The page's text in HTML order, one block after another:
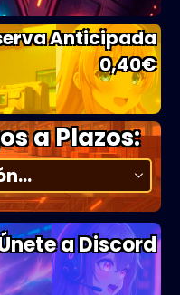
Anticipada
0,40€
a Plazos:
a Discord